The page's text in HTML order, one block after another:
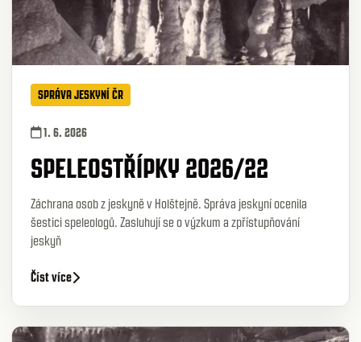
SPRÁVA JESKYNÍ ČR
1. 6. 2026
SPELEOSTŘÍPKY 2026/22
Záchrana osob z jeskyně v Holštejně. Správa jeskyní ocenila
šestici speleologů. Zasluhují se o výzkum a zpřístupňování
jeskyň
Číst více